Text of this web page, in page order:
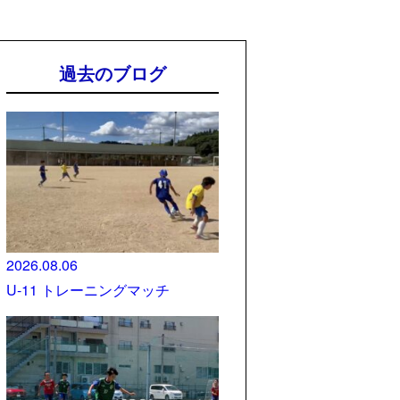
過去のブログ
2026.08.06
U-11 トレーニングマッチ